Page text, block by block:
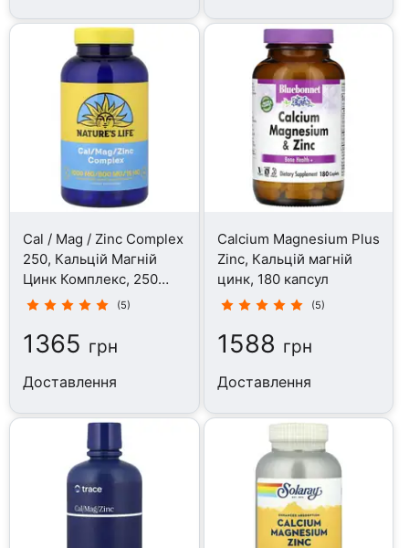
Cal / Mag / Zinc Complex
250, Кальцій Магній
Цинк Комплекс, 250
таблеток
(5)
1365 грн
Доставлення
Calcium Magnesium Plus
Zinc, Кальцій магній
цинк, 180 капсул
(5)
1588 грн
Доставлення